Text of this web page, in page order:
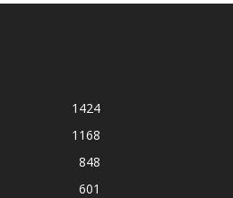
1424
1168
848
601